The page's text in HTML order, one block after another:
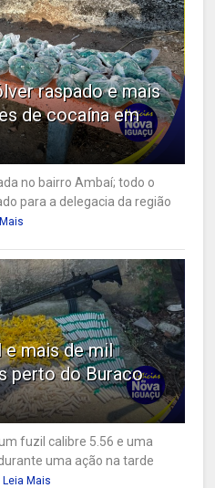
raspado e mais
de cocaína em
no bairro Ambaí; todo o
para a delegacia da região
e mais de mil
perto do Buraco
fuzil calibre 5.56 e uma
uma ação na tarde
Leia Mais